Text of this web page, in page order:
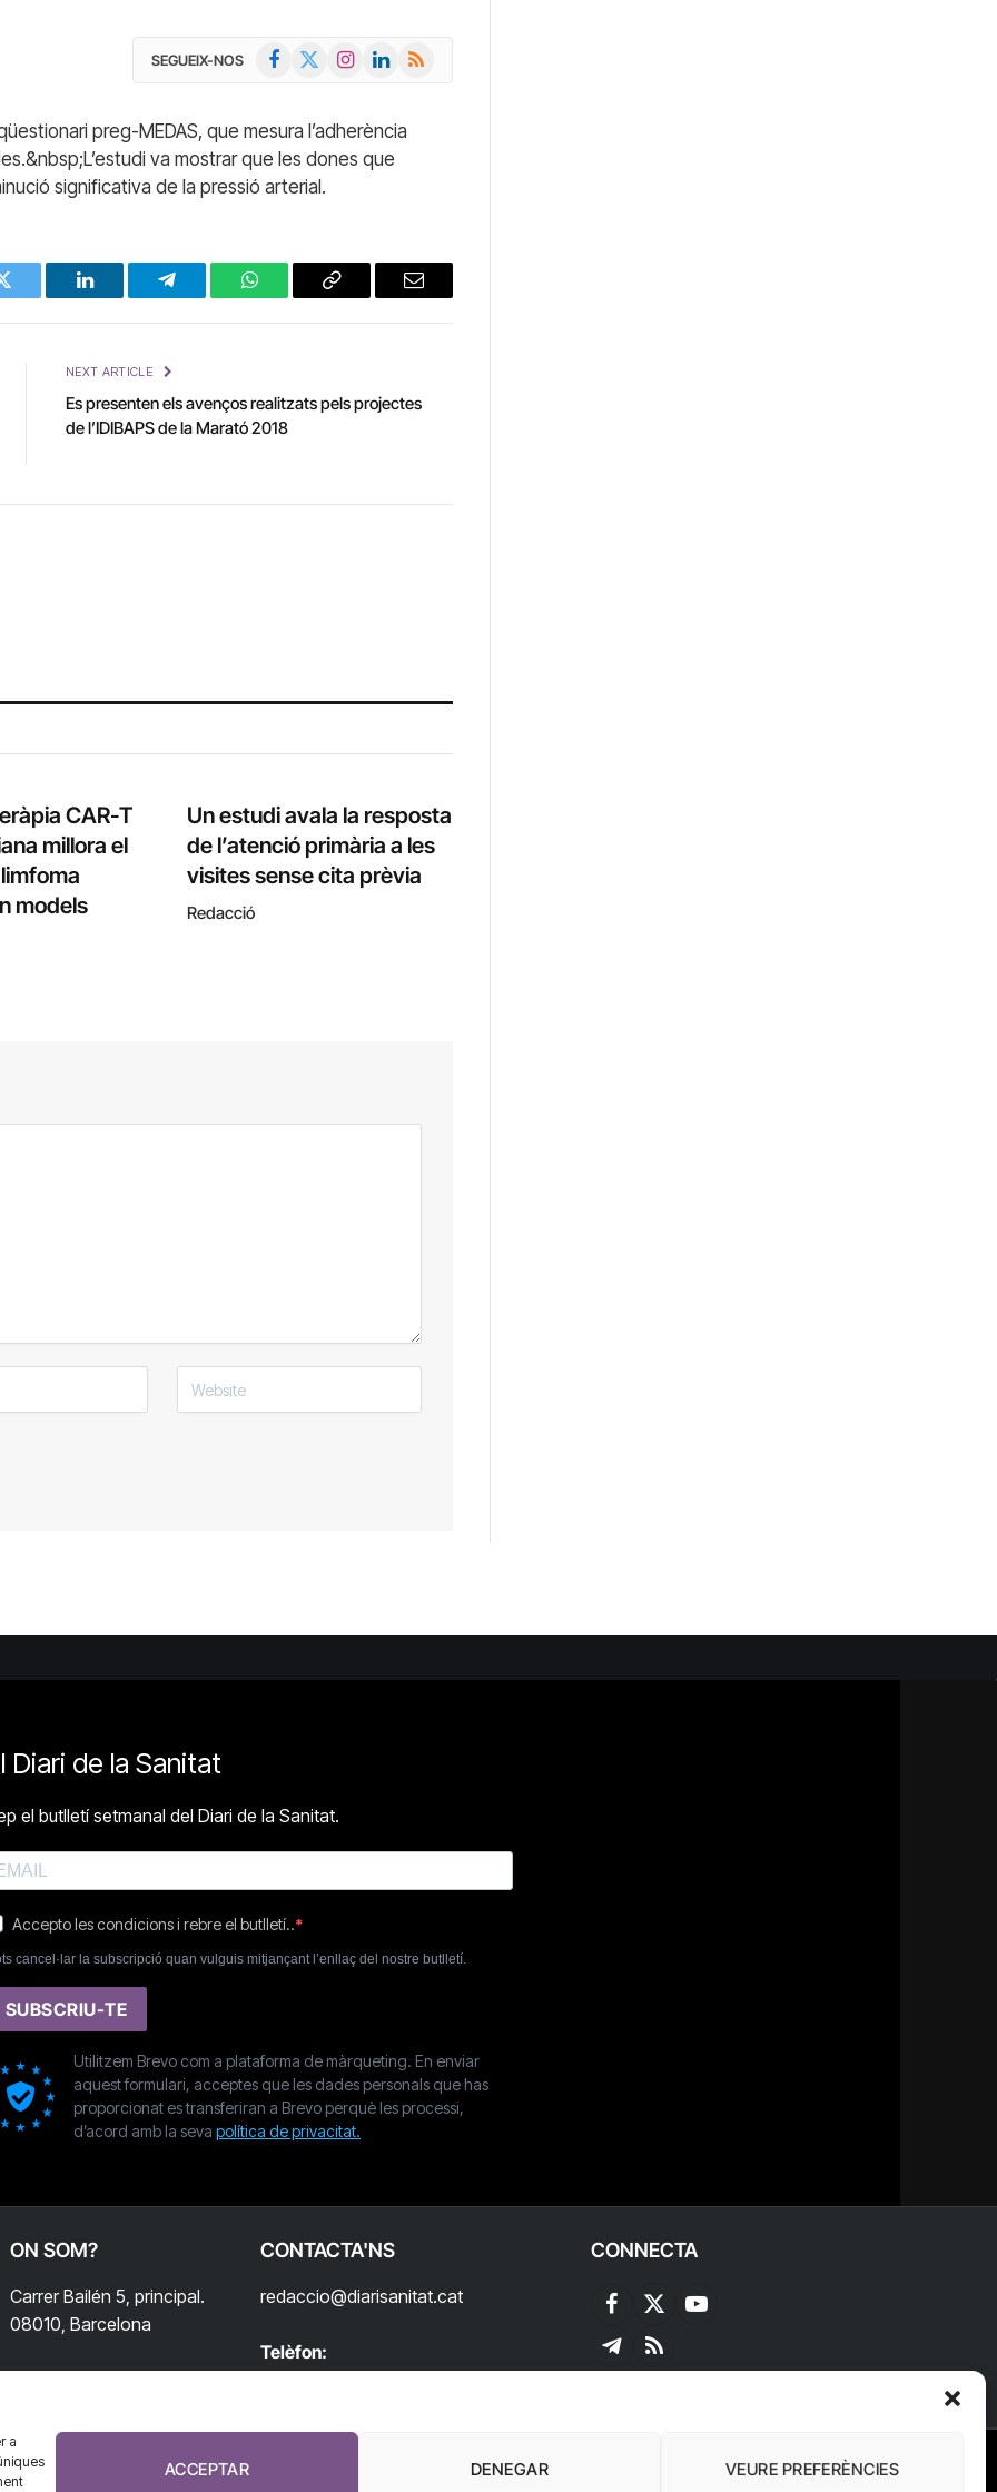
a
ACCEPTAR DENEGAR VEURE PREFERÈNCIES
SEGUEIX-NOS Facebook InstagramLinkedIn
RSS
preg-MEDAS, que mesura l’adherència
va mostrar que les dones que
significativa de la pressió arterial.
Twitter LinkedIn Telegram WhatsAppCopy
Email
NEXT ARTICLE
Es presenten els avenços realitzats pels projectes
de l’IDIBAPS de la Marató 2018
CAR-T
millora el
models
Un estudi avala la resposta
de l’atenció primària a les
visites sense cita prèvia
Redacció
Diari de la Sanitat
el butlletí setmanal del Diari de la Sanitat.
Accepto les condicions i rebre el butlletí..
cancel·lar la subscripció quan vulguis mitjançant l’enllaç del nostre butlletí.
SUBSCRIU-TE
Utilitzem Brevo com a plataforma de màrqueting. En enviar
aquest formulari, acceptes que les dades personals que has
proporcionat es transferiran a Brevo perquè les processi,
d’acord amb la seva política de privacitat.
ON SOM?
Carrer Bailén 5, principal.
08010, Barcelona
CONTACTA'NS
redaccio@diarisanitat.cat
Telèfon:
CONNECTA
Facebook
X
(Twitter)
YouTube
Telegram
RSS